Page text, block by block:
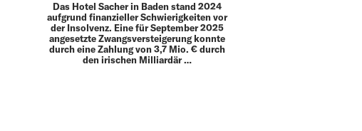
Das Hotel Sacher in Baden stand 2024
aufgrund finanzieller Schwierigkeiten vor
der Insolvenz. Eine für September 2025
angesetzte Zwangsversteigerung konnte
durch eine Zahlung von 3,7 Mio. € durch
den irischen Milliardär …